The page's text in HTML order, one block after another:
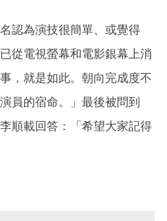
認為演技很簡單、或覺得
從電視螢幕和電影銀幕上消
，就是如此。朝向完成度不
員的宿命。」最後被問到
順載回答：「希望大家記得